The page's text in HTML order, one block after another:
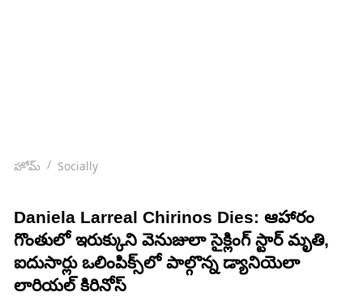
హోమ్ Socially
Daniela Larreal Chirinos Dies: ఆహారం
గొంతులో ఇరుక్కుని వెనుజులా సైక్లింగ్ స్టార్ మృతి,
ఐదుసార్లు ఒలింపిక్స్‌లో పాల్గొన్న డ్యానియెలా
లారియల్‌ కిరినోస్‌